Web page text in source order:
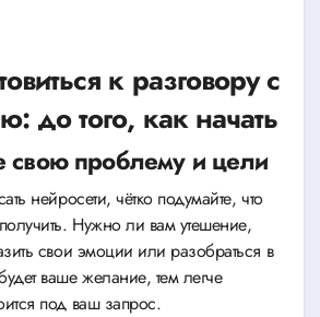
к разговору с
до того, как начать
свою проблему и цели
нейросети, чётко подумайте, что
Нужно ли вам утешение,
свои эмоции или разобраться в
ваше желание, тем легче
под ваш запрос.